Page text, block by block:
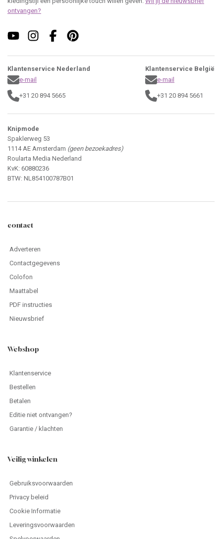
ontvangen?
Klantenservice Nederland
e-mail
+31 20 894 5665
Klantenservice België
e-mail
+31 20 894 5661
Knipmode
Spaklerweg 53
1114 AE Amsterdam (geen bezoekadres)
Roularta Media Nederland
KvK: 60880236
BTW: NL854100787B01
contact
Adverteren
Contactgegevens
Colofon
Maattabel
PDF instructies
Nieuwsbrief
Webshop
Klantenservice
Bestellen
Betalen
Editie niet ontvangen?
Garantie / klachten
Veilig winkelen
Gebruiksvoorwaarden
Privacy beleid
Cookie Informatie
Leveringsvoorwaarden